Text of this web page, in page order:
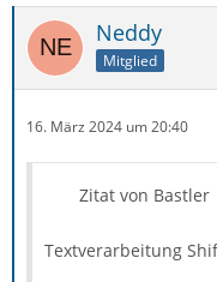
Neddy
Mitglied
16. März 2024 um 20:40
Zitat von Bastler
Textverarbeitung